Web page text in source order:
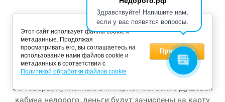
Здравствуйте! Напишите нам,
если у вас появятся вопросы.
Как вернуть деньги за товар, если оплата
была по карте?
За товары, купленные в интернет-магазине Душевая
кабина недорого, деньги будут зачислены на карту
Этот сайт использует файлы cookie и
метаданные. Продолжая
просматривать его, вы соглашаетесь на
использование нами файлов cookie и
метаданных в соответствии с
Политикой обработки файлов cookie
Принимаю